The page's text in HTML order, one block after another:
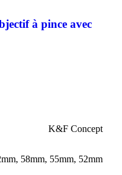
à pince avec
K&F Concept
, 58mm, 55mm, 52mm